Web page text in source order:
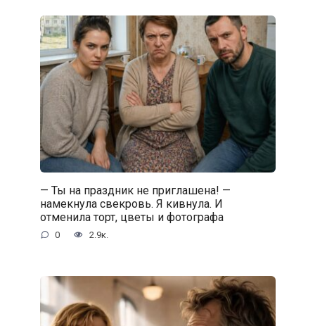
— Ты на праздник не приглашена! —
намекнула свекровь. Я кивнула. И
отменила торт, цветы и фотографа
0 2.9к.